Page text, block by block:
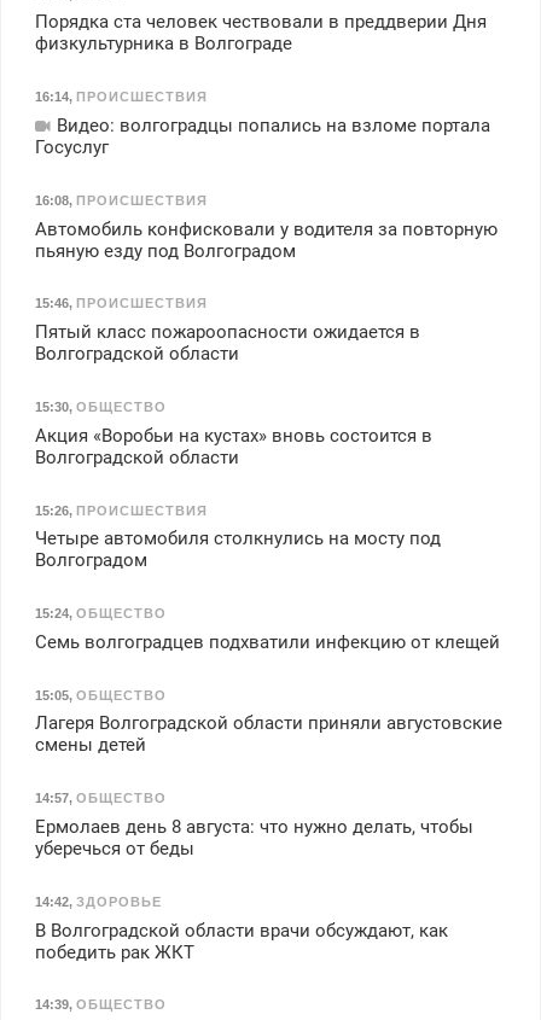
Порядка ста человек чествовали в преддверии Дня
физкультурника в Волгограде
16:14, ПРОИСШЕСТВИЯ
Видео: волгоградцы попались на взломе портала
Госуслуг
16:08, ПРОИСШЕСТВИЯ
Автомобиль конфисковали у водителя за повторную
пьяную езду под Волгоградом
15:46, ПРОИСШЕСТВИЯ
Пятый класс пожароопасности ожидается в
Волгоградской области
15:30, ОБЩЕСТВО
Акция «Воробьи на кустах» вновь состоится в
Волгоградской области
15:26, ПРОИСШЕСТВИЯ
Четыре автомобиля столкнулись на мосту под
Волгоградом
15:24, ОБЩЕСТВО
Семь волгоградцев подхватили инфекцию от клещей
15:05, ОБЩЕСТВО
Лагеря Волгоградской области приняли августовские
смены детей
14:57, ОБЩЕСТВО
Ермолаев день 8 августа: что нужно делать, чтобы
уберечься от беды
14:42, ЗДОРОВЬЕ
В Волгоградской области врачи обсуждают, как
победить рак ЖКТ
14:39, ОБЩЕСТВО